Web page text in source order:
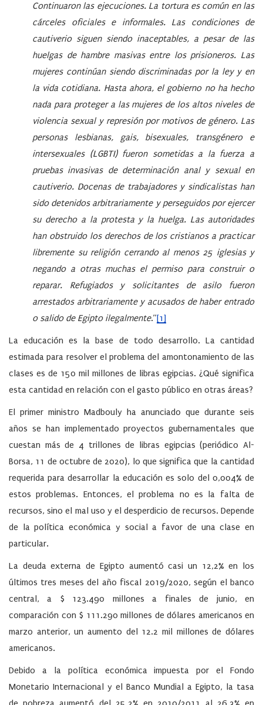
Continuaron las ejecuciones. La tortura es común en las
cárceles oficiales e informales. Las condiciones de
cautiverio siguen siendo inaceptables, a pesar de las
huelgas de hambre masivas entre los prisioneros. Las
mujeres continúan siendo discriminadas por la ley y en
la vida cotidiana. Hasta ahora, el gobierno no ha hecho
nada para proteger a las mujeres de los altos niveles de
violencia sexual y represión por motivos de género. Las
personas lesbianas, gais, bisexuales, transgénero e
intersexuales (LGBTI) fueron sometidas a la fuerza a
pruebas invasivas de determinación anal y sexual en
cautiverio. Docenas de trabajadores y sindicalistas han
sido detenidos arbitrariamente y perseguidos por ejercer
su derecho a la protesta y la huelga. Las autoridades
han obstruido los derechos de los cristianos a practicar
libremente su religión cerrando al menos 25 iglesias y
negando a otras muchas el permiso para construir o
reparar. Refugiados y solicitantes de asilo fueron
arrestados arbitrariamente y acusados de haber entrado
o salido de Egipto ilegalmente.”[1]
La educación es la base de todo desarrollo. La cantidad
estimada para resolver el problema del amontonamiento de las
clases es de 150 mil millones de libras egipcias. ¿Qué significa
esta cantidad en relación con el gasto público en otras áreas?
El primer ministro Madbouly ha anunciado que durante seis
años se han implementado proyectos gubernamentales que
cuestan más de 4 trillones de libras egipcias (periódico Al-
Borsa, 11 de octubre de 2020), lo que significa que la cantidad
requerida para desarrollar la educación es solo del 0,004% de
estos problemas. Entonces, el problema no es la falta de
recursos, sino el mal uso y el desperdicio de recursos. Depende
de la política económica y social a favor de una clase en
particular.
La deuda externa de Egipto aumentó casi un 12,2% en los
últimos tres meses del año fiscal 2019/2020, según el banco
central, a $ 123.490 millones a finales de junio, en
comparación con $ 111.290 millones de dólares americanos en
marzo anterior, un aumento del 12.2 mil millones de dólares
americanos.
Debido a la política económica impuesta por el Fondo
Monetario Internacional y el Banco Mundial a Egipto, la tasa